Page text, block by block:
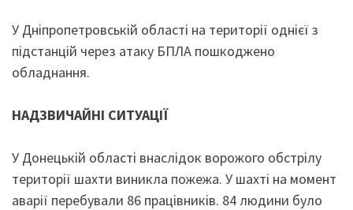
У Дніпропетровській області на території однієї з
підстанцій через атаку БПЛА пошкоджено
обладнання.
НАДЗВИЧАЙНІ СИТУАЦІЇ
У Донецькій області внаслідок ворожого обстрілу
території шахти виникла пожежа. У шахті на момент
аварії перебували 86 працівників. 84 людини було